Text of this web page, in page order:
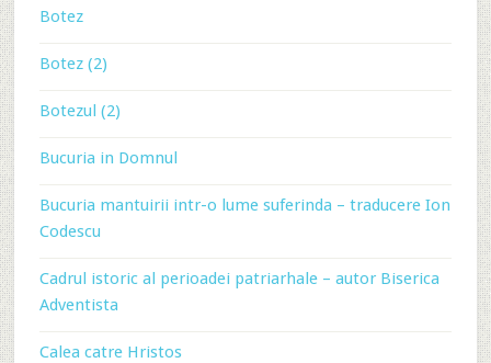
Botez
Botez (2)
Botezul (2)
Bucuria in Domnul
Bucuria mantuirii intr-o lume suferinda – traducere Ion
Codescu
Cadrul istoric al perioadei patriarhale – autor Biserica
Adventista
Calea catre Hristos